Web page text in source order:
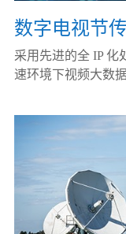
数字电视节
采用先进的全 IP 化
速环境下视频大数